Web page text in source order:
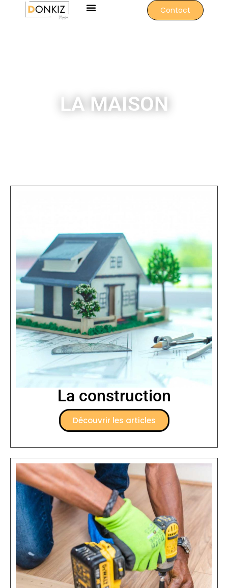
Contact
LA MAISON
La construction
Découvrir les articles